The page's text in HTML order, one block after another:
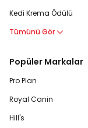
Kedi Krema Ödülü
Tümünü Gör
Popüler Markalar
Pro Plan
Royal Canin
Hill's